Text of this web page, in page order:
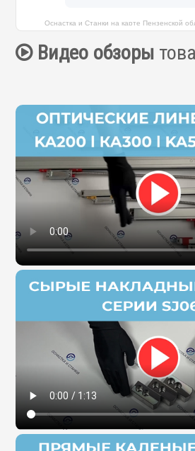
Оснастка и Станки на карте Пензенской
Видео обзоры